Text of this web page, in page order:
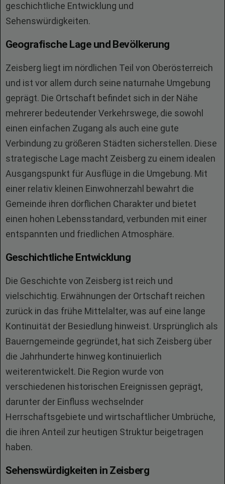
geschichtliche Entwicklung und
Sehenswürdigkeiten.
Geografische Lage und Bevölkerung
Zeisberg liegt im nördlichen Teil von Oberösterreich
und ist vor allem durch seine naturnahe Umgebung
geprägt. Die Ortschaft befindet sich in der Nähe
mehrerer bedeutender Verkehrswege, die sowohl
einen einfachen Zugang als auch eine gute
Verbindung zu größeren Städten sicherstellen. Diese
strategische Lage macht Zeisberg zu einem idealen
Ausgangspunkt für Ausflüge in die Umgebung. Mit
einer relativ kleinen Einwohnerzahl bewahrt die
Gemeinde ihren dörflichen Charakter und bietet
einen hohen Lebensstandard, verbunden mit einer
entspannten und friedlichen Atmosphäre.
Geschichtliche Entwicklung
Die Geschichte von Zeisberg ist reich und
vielschichtig. Erwähnungen der Ortschaft reichen
zurück in das frühe Mittelalter, was auf eine lange
Kontinuität der Besiedlung hinweist. Ursprünglich als
Bauerngemeinde gegründet, hat sich Zeisberg über
die Jahrhunderte hinweg kontinuierlich
weiterentwickelt. Die Region wurde von
verschiedenen historischen Ereignissen geprägt,
darunter der Einfluss wechselnder
Herrschaftsgebiete und wirtschaftlicher Umbrüche,
die ihren Anteil zur heutigen Struktur beigetragen
haben.
Sehenswürdigkeiten in Zeisberg